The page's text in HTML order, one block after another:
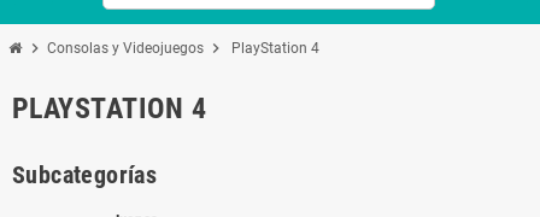
chevron_right Consolas y Videojuegos chevron_right PlayStation 4
PLAYSTATION 4
Subcategorías